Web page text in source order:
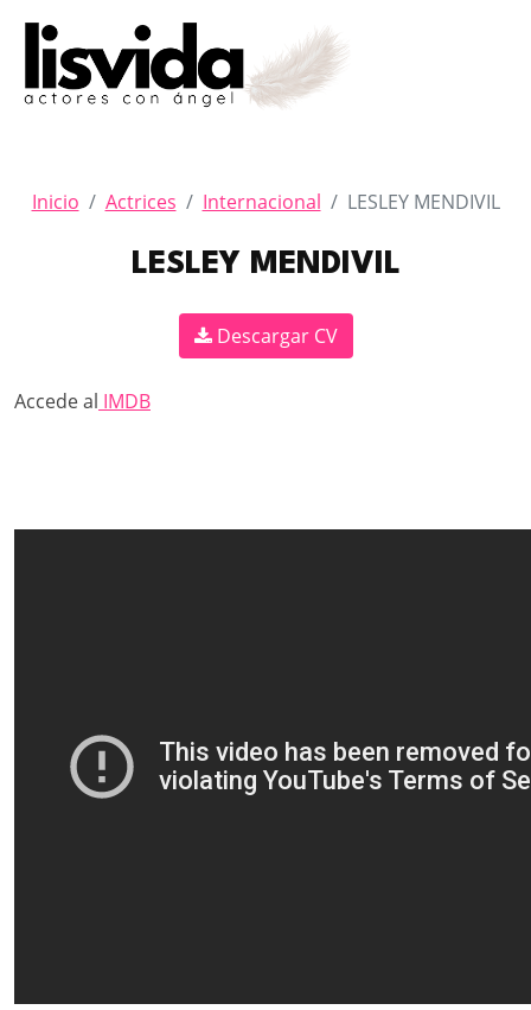
Inicio Actrices Internacional LESLEY MENDIVIL
LESLEY MENDIVIL
Descargar CV
Accede al IMDB